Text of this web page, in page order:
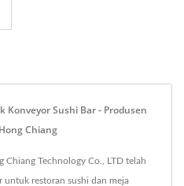
Konveyor Sushi Bar - Produsen
Chiang
Chiang Technology Co., LTD telah
untuk restoran sushi dan meja